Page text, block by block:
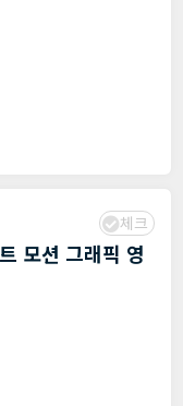
체크
모션 그래픽 영